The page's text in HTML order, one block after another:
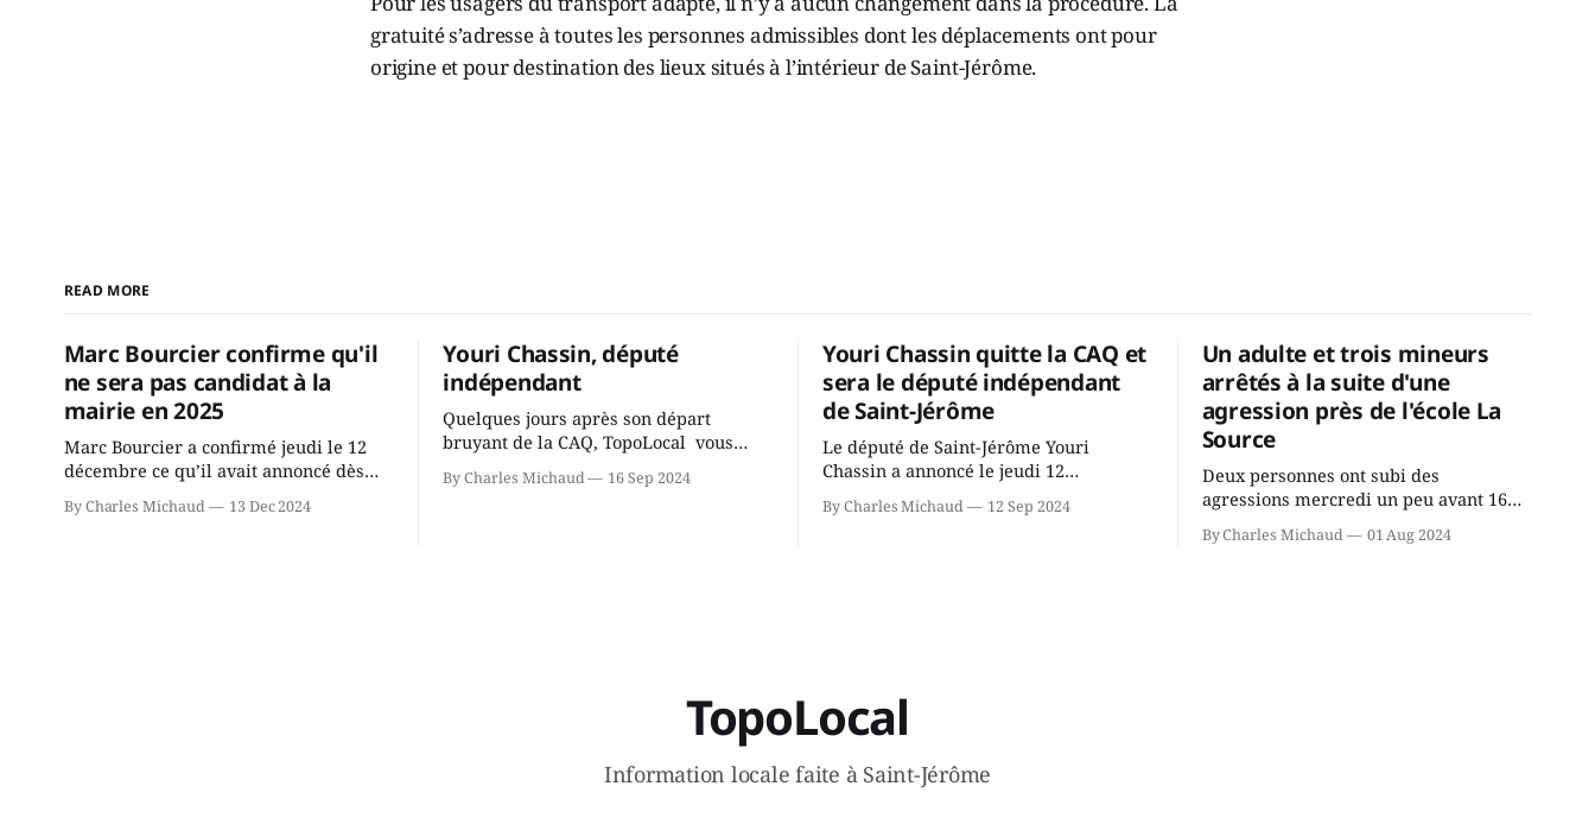
gratuité s’adresse à toutes les personnes admissibles dont les déplacements ont pour
origine et pour destination des lieux situés à l’intérieur de Saint-Jérôme.
READ MORE
Marc Bourcier confirme qu'il
ne sera pas candidat à la
mairie en 2025
Marc Bourcier a confirmé jeudi le 12
décembre ce qu’il avait annoncé dès
mandat à titre de maire de Saint-
By Charles Michaud 13 Dec 2024
Youri Chassin, député
indépendant
Quelques jours après son départ
bruyant de la CAQ, TopoLocal vous
Chassin. Nous avons causé de sa
By Charles Michaud 16 Sep 2024
Youri Chassin quitte la CAQ et
sera le député indépendant
de Saint-Jérôme
Le député de Saint-Jérôme Youri
Chassin a annoncé le jeudi 12
Coalition Avenir Québec de François
By Charles Michaud 12 Sep 2024
Un adulte et trois mineurs
arrêtés à la suite d'une
agression près de l'école La
Source
Deux personnes ont subi des
agressions mercredi un peu avant 16h
Source dans le secteur Bellefeuille de
By Charles Michaud 01 Aug 2024
TopoLocal
Information locale faite à Saint-Jérôme